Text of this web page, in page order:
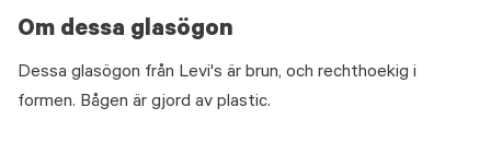
Om dessa glasögon
Dessa glasögon från Levi's är brun, och rechthoekig i
formen. Bågen är gjord av plastic.